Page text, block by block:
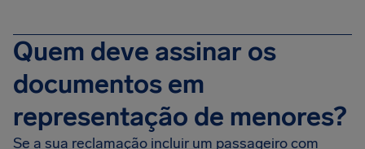
Quem deve assinar os
documentos em
representação de menores?
Se a sua reclamação incluir um passageiro com